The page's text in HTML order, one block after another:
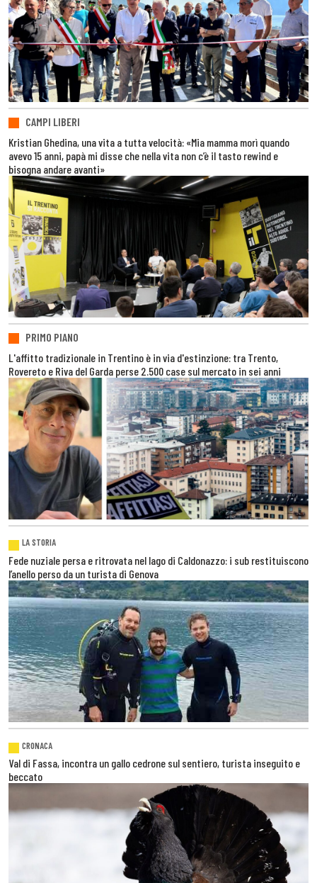
CAMPI LIBERI
Kristian Ghedina, una vita a tutta velocità: «Mia mamma morì quando
avevo 15 anni, papà mi disse che nella vita non c’è il tasto rewind e
bisogna andare avanti»
PRIMO PIANO
L'affitto tradizionale in Trentino è in via d'estinzione: tra Trento,
Rovereto e Riva del Garda perse 2.500 case sul mercato in sei anni
LA STORIA
Fede nuziale persa e ritrovata nel lago di Caldonazzo: i sub restituiscono
l’anello perso da un turista di Genova
CRONACA
Val di Fassa, incontra un gallo cedrone sul sentiero, turista inseguito e
beccato